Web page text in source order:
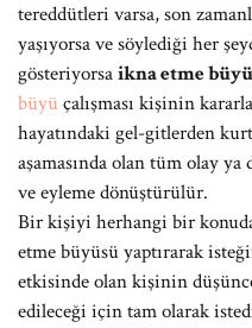
tereddütleri varsa, son
yaşıyorsa ve söylediği her
gösteriyorsaikna etme
büyü çalışması kişinin
hayatındaki gel-gitlerden
aşamasında olan tüm olay
ve eyleme dönüştürülür.
Bir kişiyi herhangi bir
etme büyüsü yaptırarak
etkisinde olan kişinin
edileceği için tam olarak